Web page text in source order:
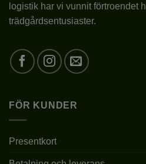
PLANTERINGSTID
PLANTERINGSDJUP
BESKÄRNING
KRUKSTORLEK
på
produktsidan
logistik har vi vunnit förtroendet
trädgårdsentusiaster.
FÖR KUNDER
Presentkort